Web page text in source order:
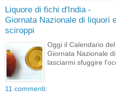
Liquore di fichi d'India -
Giornata Nazionale di liquori
sciroppi
Oggi il Calendario
Giornata Nazionale
lasciarmi sfuggire
11 commenti: